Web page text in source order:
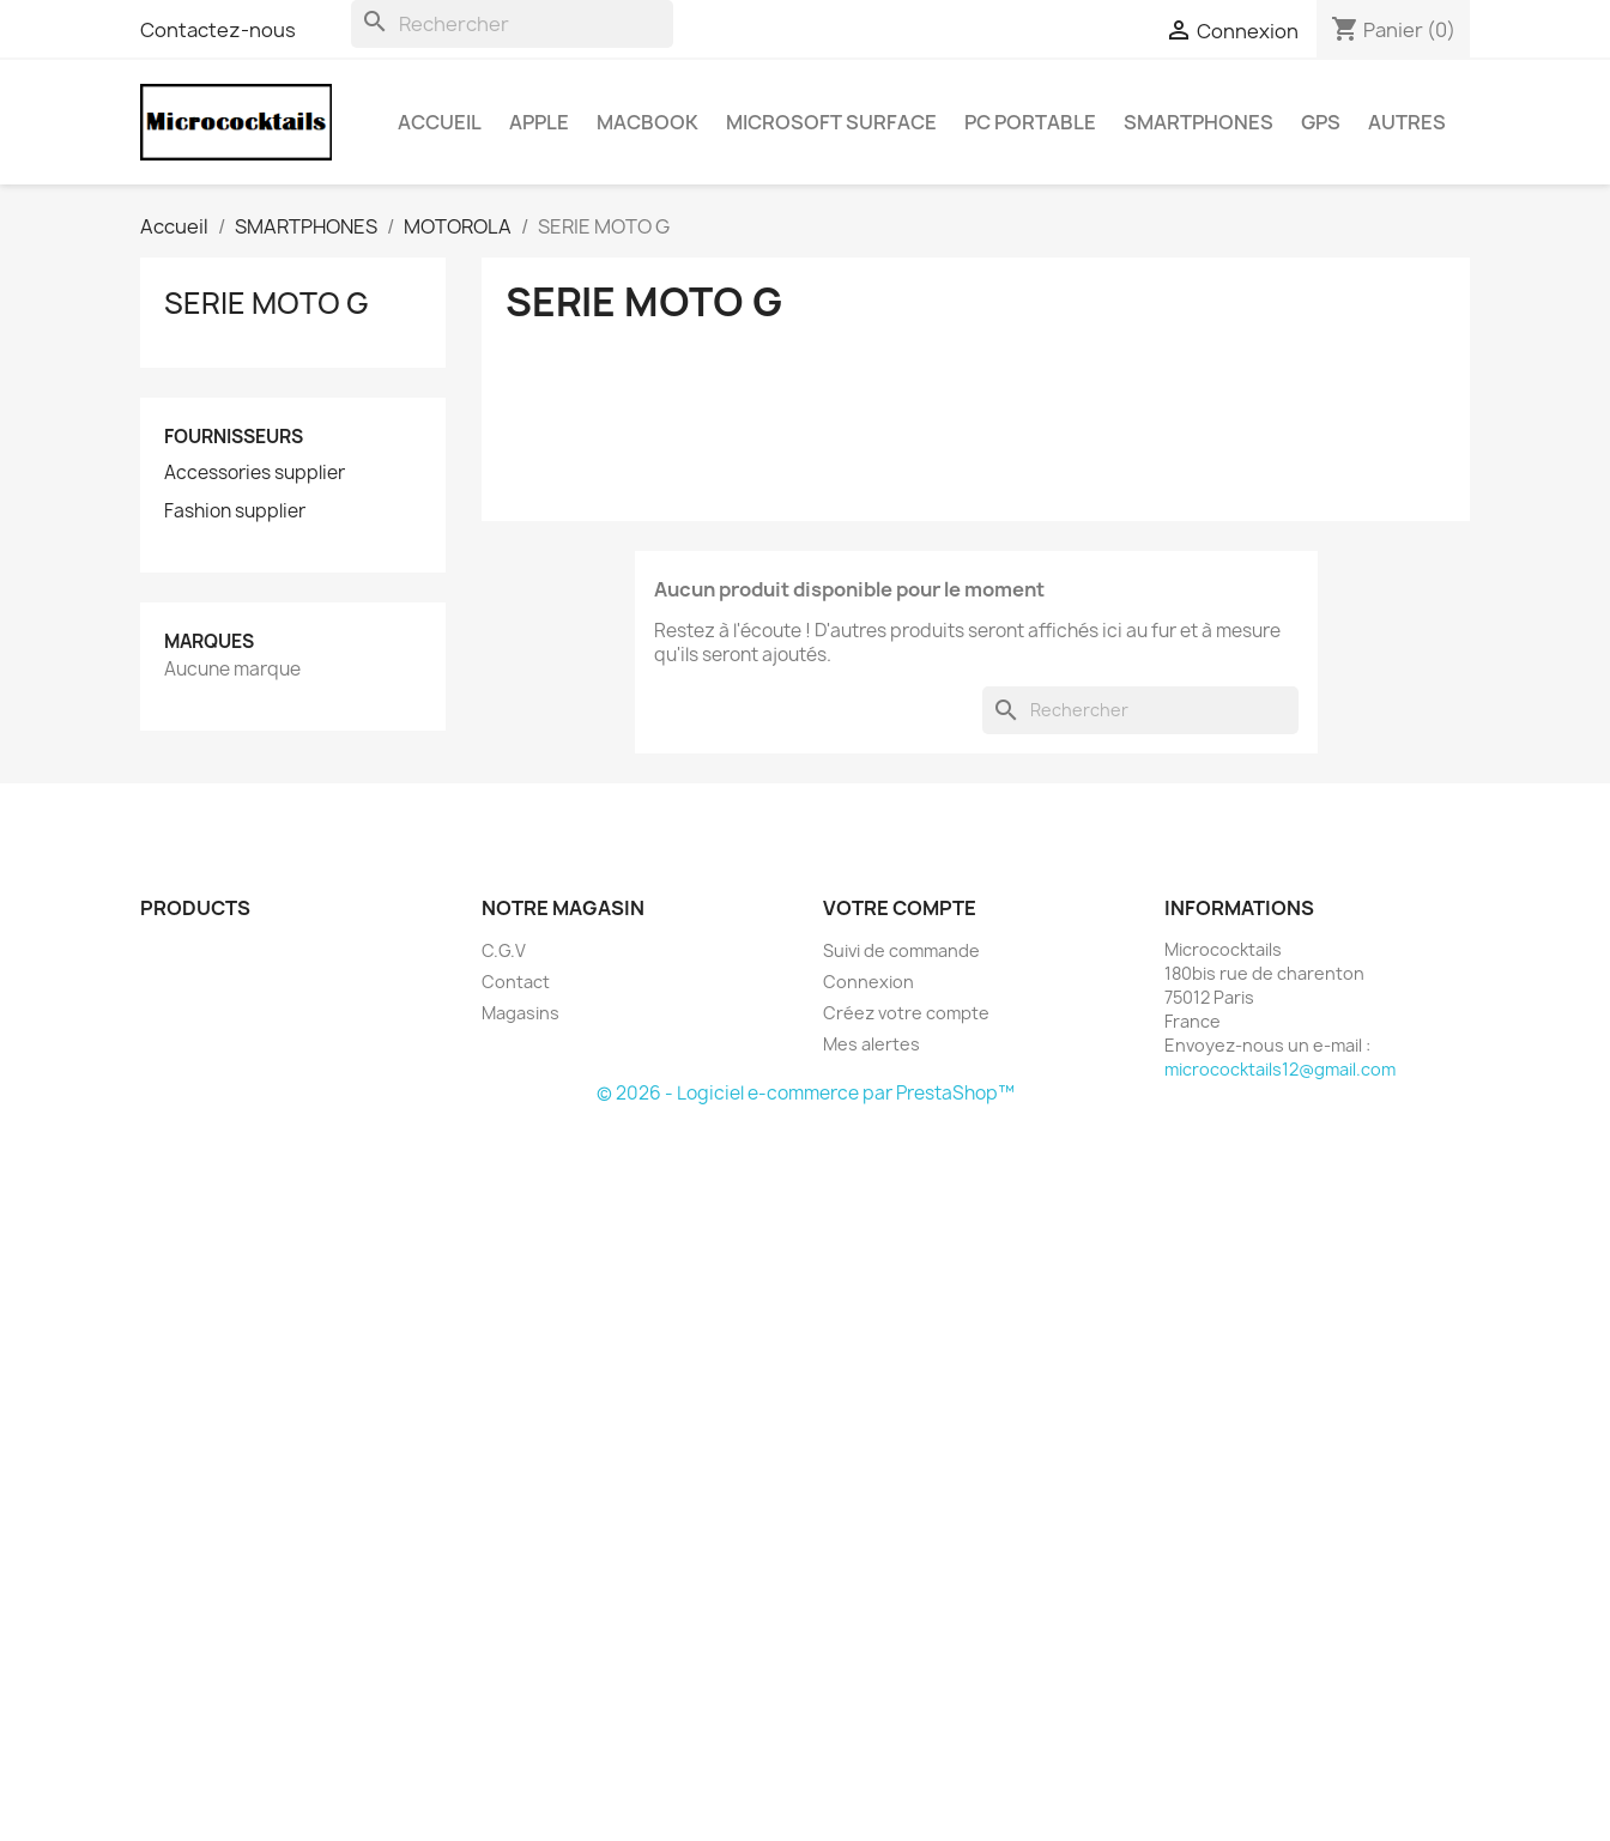
Contactez-nous search  Connexion shopping_cart Panier (0)
ACCUEIL APPLE MACBOOK MICROSOFT SURFACE PC PORTABLE SMARTPHONES GPS AUTRES
Accueil SMARTPHONES MOTOROLA SERIE MOTO G
SERIE MOTO G
FOURNISSEURS
Accessories supplier
Fashion supplier
MARQUES
Aucune marque
SERIE MOTO G
Aucun produit disponible pour le moment
Restez à l'écoute ! D'autres produits seront affichés ici au fur et à mesure
qu'ils seront ajoutés.
search
PRODUCTS NOTRE MAGASIN
C.G.V
Contact
Magasins
VOTRE COMPTE
Suivi de commande
Connexion
Créez votre compte
Mes alertes
INFORMATIONS
Micrococktails
180bis rue de charenton
75012 Paris
France
Envoyez-nous un e-mail :
micrococktails12@gmail.com
© 2026 - Logiciel e-commerce par PrestaShop™